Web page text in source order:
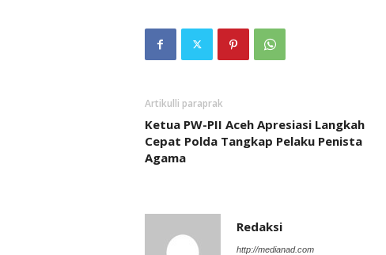
Artikulli paraprak
Ketua PW-PII Aceh Apresiasi Langkah
Cepat Polda Tangkap Pelaku Penista
Agama
Redaksi
http://medianad.com